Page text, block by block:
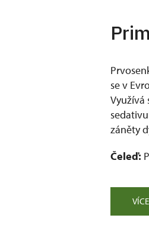
se v
Využívá
záněty
Čeleď: